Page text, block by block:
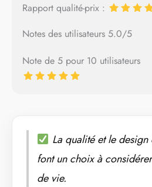
Rapport qualité-prix :
Notes des utilisateurs 5.0/5
Note de 5 pour 10 utilisateurs
La qualité et le
font un choix à
de vie.